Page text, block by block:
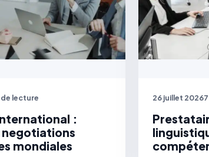
de lecture
:
negotiations
mondiales
26 juillet 2026